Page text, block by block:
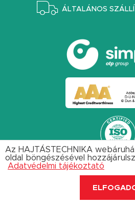
ÁLTALÁNOS
NAVIGÁCIÓ
Az HAJTÁSTECHNIKA
oldal böngészésével
Adatvédelmi tájékoztató